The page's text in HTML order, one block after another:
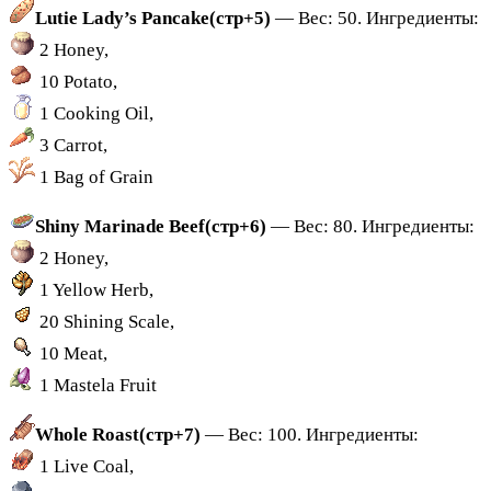
Lutie Lady’s Pancake(стр+5) — Вес: 50. Ингредиенты:
2 Honey,
10 Potato,
1 Cooking Oil,
3 Carrot,
1 Bag of Grain
Shiny Marinade Beef(стр+6) — Вес: 80. Ингредиенты:
2 Honey,
1 Yellow Herb,
20 Shining Scale,
10 Meat,
1 Mastela Fruit
Whole Roast(стр+7) — Вес: 100. Ингредиенты:
1 Live Coal,